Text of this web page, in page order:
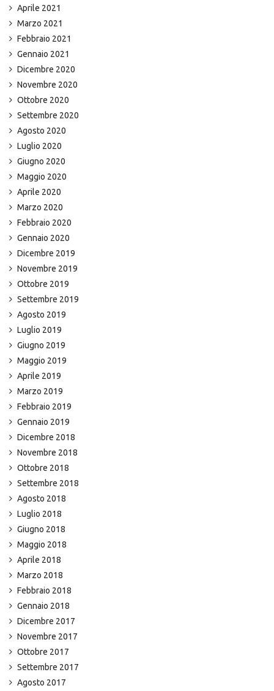
Aprile 2021
Marzo 2021
Febbraio 2021
Gennaio 2021
Dicembre 2020
Novembre 2020
Ottobre 2020
Settembre 2020
Agosto 2020
Luglio 2020
Giugno 2020
Maggio 2020
Aprile 2020
Marzo 2020
Febbraio 2020
Gennaio 2020
Dicembre 2019
Novembre 2019
Ottobre 2019
Settembre 2019
Agosto 2019
Luglio 2019
Giugno 2019
Maggio 2019
Aprile 2019
Marzo 2019
Febbraio 2019
Gennaio 2019
Dicembre 2018
Novembre 2018
Ottobre 2018
Settembre 2018
Agosto 2018
Luglio 2018
Giugno 2018
Maggio 2018
Aprile 2018
Marzo 2018
Febbraio 2018
Gennaio 2018
Dicembre 2017
Novembre 2017
Ottobre 2017
Settembre 2017
Agosto 2017